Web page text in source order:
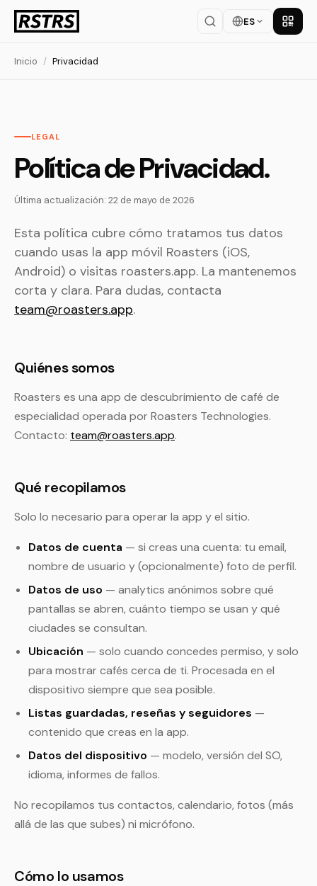
ES
Inicio / Privacidad
LEGAL
Política de Privacidad.
Última actualización: 22 de mayo de 2026
Esta política cubre cómo tratamos tus datos
cuando usas la app móvil Roasters (iOS,
Android) o visitas roasters.app. La mantenemos
corta y clara. Para dudas, contacta
team@roasters.app.
Quiénes somos
Roasters es una app de descubrimiento de café de
especialidad operada por Roasters Technologies.
Contacto: team@roasters.app.
Qué recopilamos
Solo lo necesario para operar la app y el sitio.
Datos de cuenta — si creas una cuenta: tu email,
nombre de usuario y (opcionalmente) foto de perfil.
Datos de uso — analytics anónimos sobre qué
pantallas se abren, cuánto tiempo se usan y qué
ciudades se consultan.
Ubicación — solo cuando concedes permiso, y solo
para mostrar cafés cerca de ti. Procesada en el
dispositivo siempre que sea posible.
Listas guardadas, reseñas y seguidores —
contenido que creas en la app.
Datos del dispositivo — modelo, versión del SO,
idioma, informes de fallos.
No recopilamos tus contactos, calendario, fotos (más
allá de las que subes) ni micrófono.
Cómo lo usamos